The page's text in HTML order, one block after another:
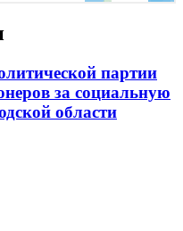
партии
за социальную
области